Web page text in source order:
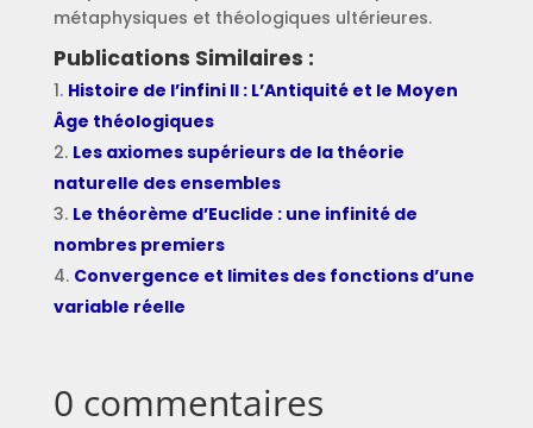
métaphysiques et théologiques ultérieures.
Publications Similaires :
Histoire de l’infini II : L’Antiquité et le Moyen
Âge théologiques
Les axiomes supérieurs de la théorie
naturelle des ensembles
Le théorème d’Euclide : une infinité de
nombres premiers
Convergence et limites des fonctions d’une
variable réelle
0 commentaires